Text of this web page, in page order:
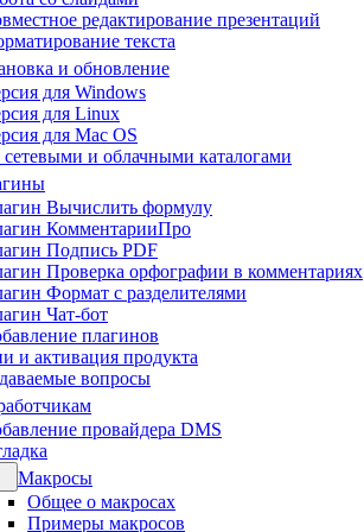
редактирование презентаций
текста
и обновление
для Windows
для Linux
для Mac OS
сетевыми и облачными каталогами
Вычислить формулу
КомментарииПро
Подпись PDF
Проверка орфографии в комментариях
Формат с разделителями
Чат-бот
плагинов
и активация продукта
вопросы
провайдера DMS
Макросы
Общее о макросах
Примеры макросов